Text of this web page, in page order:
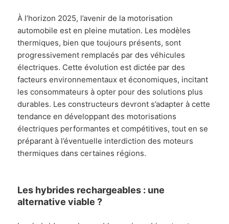
À l’horizon 2025, l’avenir de la motorisation
automobile est en pleine mutation. Les modèles
thermiques, bien que toujours présents, sont
progressivement remplacés par des véhicules
électriques. Cette évolution est dictée par des
facteurs environnementaux et économiques, incitant
les consommateurs à opter pour des solutions plus
durables. Les constructeurs devront s’adapter à cette
tendance en développant des motorisations
électriques performantes et compétitives, tout en se
préparant à l’éventuelle interdiction des moteurs
thermiques dans certaines régions.
Les hybrides rechargeables : une
alternative viable ?